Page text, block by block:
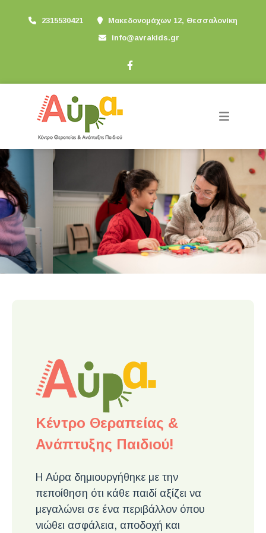
2315530421
Μακεδονομάχων 12, Θεσσαλονίκη
info@avrakids.gr
Κέντρο Θεραπείας &
Ανάπτυξης Παιδιού!
Η Αύρα δημιουργήθηκε με την
πεποίθηση ότι κάθε παιδί αξίζει να
μεγαλώνει σε ένα περιβάλλον όπου
νιώθει ασφάλεια, αποδοχή και